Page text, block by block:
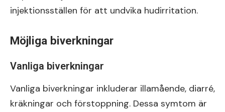
injektionsställen för att undvika hudirritation.
Möjliga biverkningar
Vanliga biverkningar
Vanliga biverkningar inkluderar illamående, diarré,
kräkningar och förstoppning. Dessa symtom är